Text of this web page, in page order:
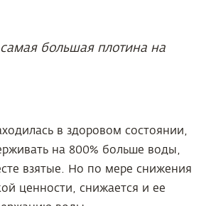
большая плотина на
в здоровом состоянии,
на 800% больше воды,
взятые. Но по мере снижения
ценности, снижается и ее